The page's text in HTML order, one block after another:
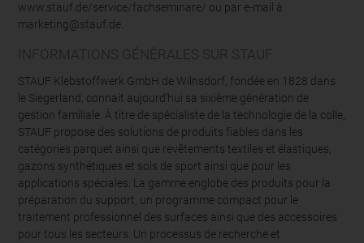
www.stauf.de/service/fachseminare/ ou par e-mail à
marketing@stauf.de.
INFORMATIONS GÉNÉRALES SUR STAUF
STAUF Klebstoffwerk GmbH de Wilnsdorf, fondée en 1828 dans
le Siegerland, connait aujourd’hui sa sixième génération de
gestion familiale. À titre de spécialiste de la technologie de la colle,
STAUF propose des solutions de produits fiables dans les
catégories parquet ainsi que revêtements textiles et élastiques,
gazons synthétiques et sols de sport ainsi que pour les
applications spéciales. La gamme englobe des produits pour la
préparation du support, un programme compact pour le
traitement professionnel des surfaces ainsi que des accessoires
pour tous les secteurs. Un processus de recherche et